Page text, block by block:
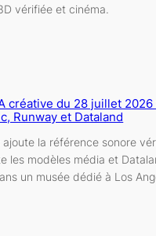
vérifiée et cinéma.
créative du 28 juillet 2026
Runway et Dataland
ajoute la référence sonore
les modèles média et
un musée dédié à Los